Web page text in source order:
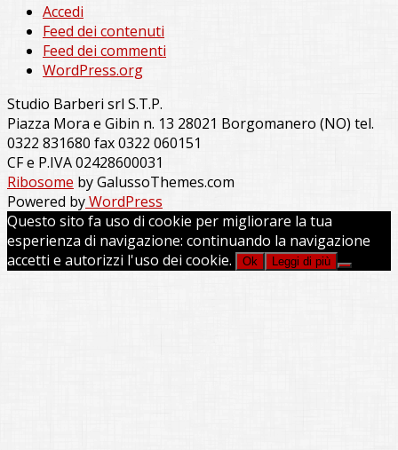
Accedi
Feed dei contenuti
Feed dei commenti
WordPress.org
Studio Barberi srl S.T.P.
Piazza Mora e Gibin n. 13 28021 Borgomanero (NO) tel.
0322 831680 fax 0322 060151
CF e P.IVA 02428600031
Ribosome by GalussoThemes.com
Powered byWordPress
Questo sito fa uso di cookie per migliorare la tua
esperienza di navigazione: continuando la navigazione
accetti e autorizzi l'uso dei cookie.
Ok Leggi di più